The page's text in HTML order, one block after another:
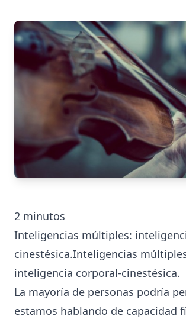
2 minutos
Inteligencias múltiples:
cinestésica.Inteligencias
inteligencia corporal-cinestésica.
La mayoría de personas podría
estamos hablando de capacidad